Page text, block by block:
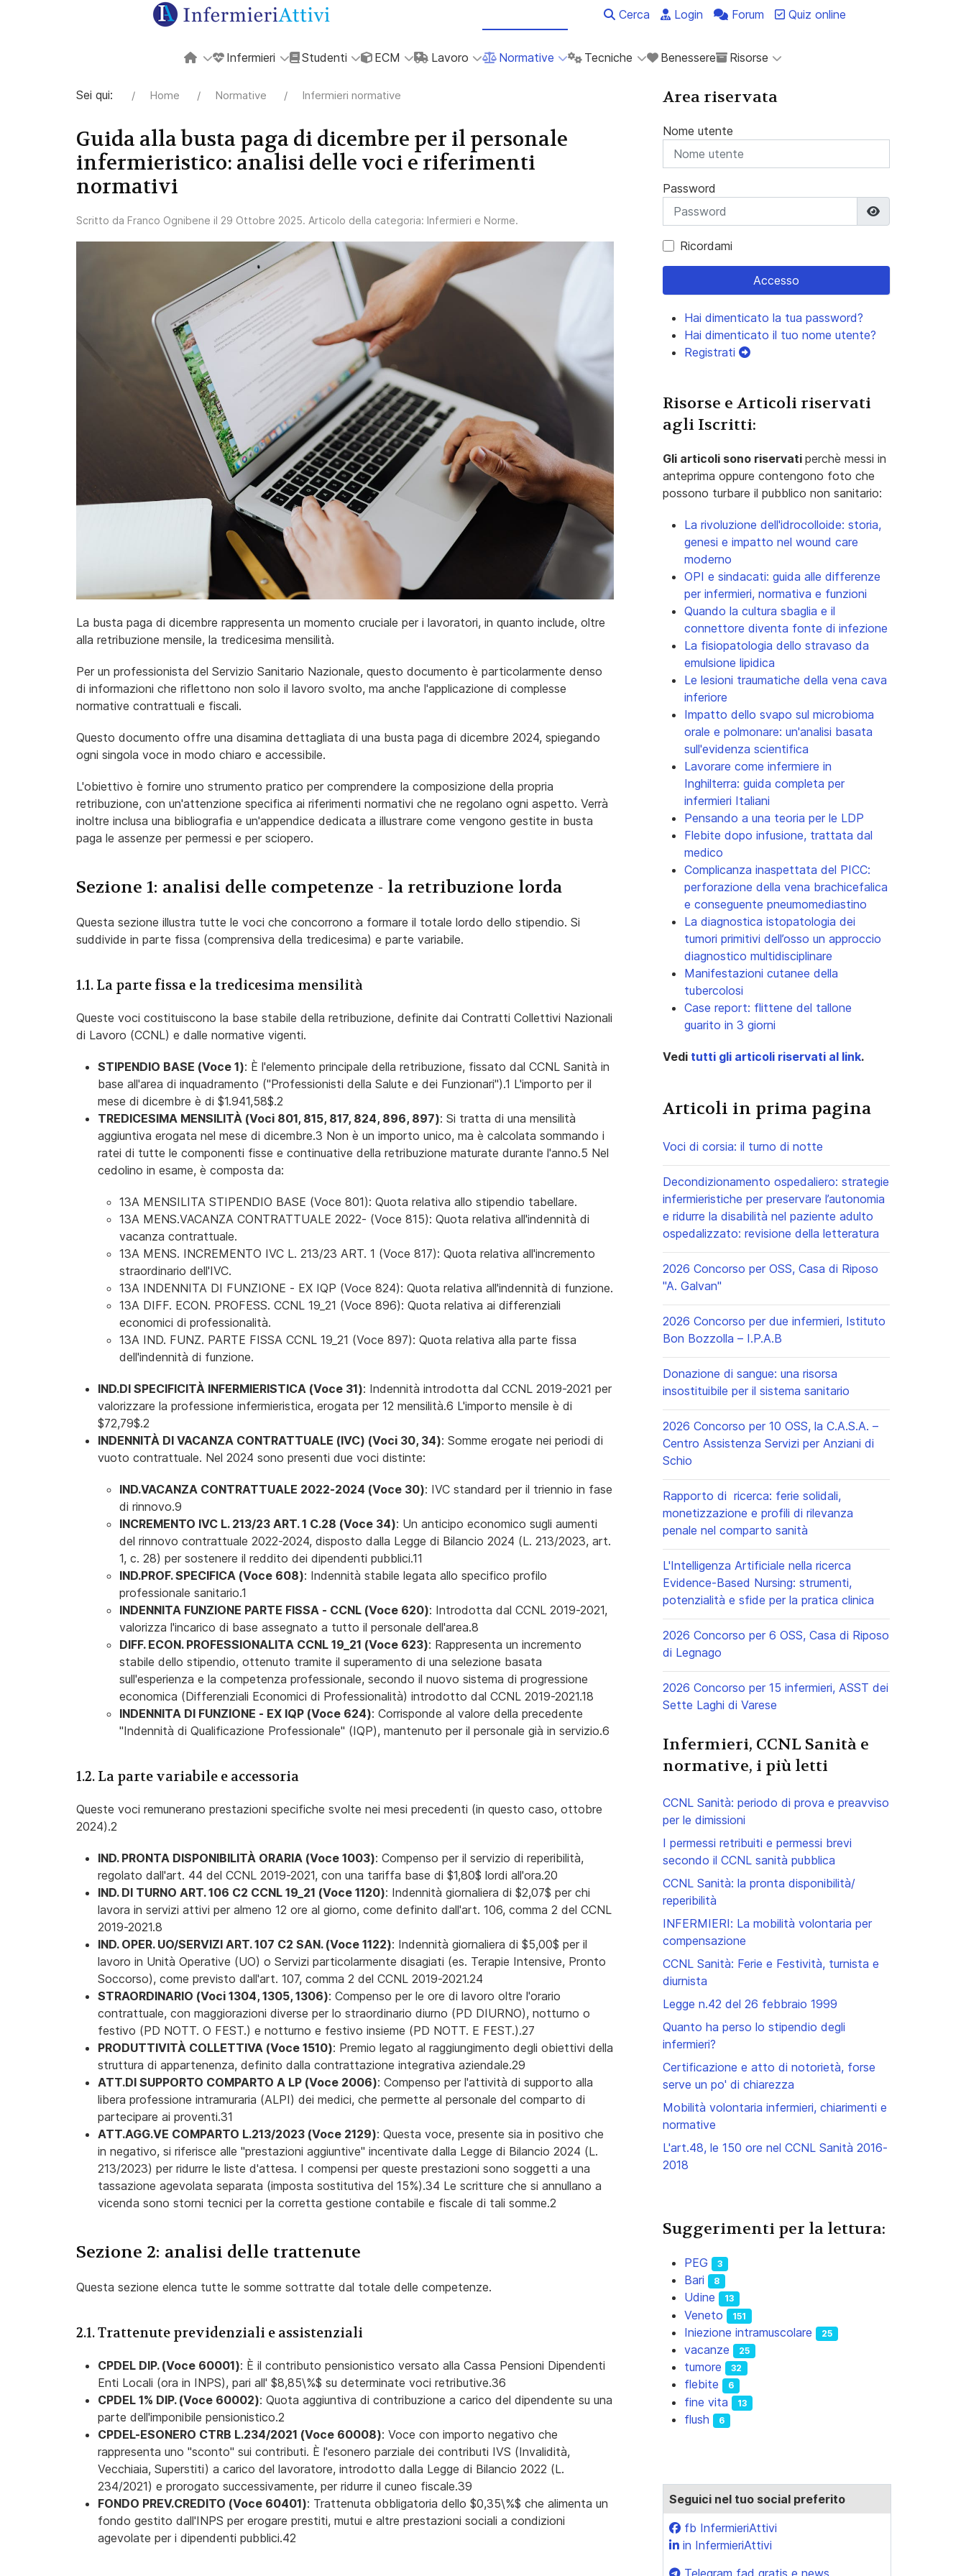
Cerca Login Forum Quiz online
Infermieri Studenti ECM Lavoro Normative Tecniche Benessere Risorse
Sei qui: Home Normative Infermieri normative
Guida alla busta paga di dicembre per il personale
infermieristico: analisi delle voci e riferimenti
normativi
Scritto da Franco Ognibene il 29 Ottobre 2025. Articolo della categoria: Infermieri e Norme.
La busta paga di dicembre rappresenta un momento cruciale per i lavoratori, in quanto include, oltre
alla retribuzione mensile, la tredicesima mensilità.
Per un professionista del Servizio Sanitario Nazionale, questo documento è particolarmente denso
di informazioni che riflettono non solo il lavoro svolto, ma anche l'applicazione di complesse
normative contrattuali e fiscali.
Questo documento offre una disamina dettagliata di una busta paga di dicembre 2024, spiegando
ogni singola voce in modo chiaro e accessibile.
L'obiettivo è fornire uno strumento pratico per comprendere la composizione della propria
retribuzione, con un'attenzione specifica ai riferimenti normativi che ne regolano ogni aspetto. Verrà
inoltre inclusa una bibliografia e un'appendice dedicata a illustrare come vengono gestite in busta
paga le assenze per permessi e per sciopero.
Sezione 1: analisi delle competenze - la retribuzione lorda
Questa sezione illustra tutte le voci che concorrono a formare il totale lordo dello stipendio. Si
suddivide in parte fissa (comprensiva della tredicesima) e parte variabile.
1.1. La parte fissa e la tredicesima mensilità
Queste voci costituiscono la base stabile della retribuzione, definite dai Contratti Collettivi Nazionali
di Lavoro (CCNL) e dalle normative vigenti.
STIPENDIO BASE (Voce 1): È l'elemento principale della retribuzione, fissato dal CCNL Sanità in
base all'area di inquadramento ("Professionisti della Salute e dei Funzionari").1 L'importo per il
mese di dicembre è di $1.941,58$.2
TREDICESIMA MENSILITÀ (Voci 801, 815, 817, 824, 896, 897): Si tratta di una mensilità
aggiuntiva erogata nel mese di dicembre.3 Non è un importo unico, ma è calcolata sommando i
ratei di tutte le componenti fisse e continuative della retribuzione maturate durante l'anno.5 Nel
cedolino in esame, è composta da:
13A MENSILITA STIPENDIO BASE (Voce 801): Quota relativa allo stipendio tabellare.
13A MENS.VACANZA CONTRATTUALE 2022- (Voce 815): Quota relativa all'indennità di
vacanza contrattuale.
13A MENS. INCREMENTO IVC L. 213/23 ART. 1 (Voce 817): Quota relativa all'incremento
straordinario dell'IVC.
13A INDENNITA DI FUNZIONE - EX IQP (Voce 824): Quota relativa all'indennità di funzione.
13A DIFF. ECON. PROFESS. CCNL 19_21 (Voce 896): Quota relativa ai differenziali
economici di professionalità.
13A IND. FUNZ. PARTE FISSA CCNL 19_21 (Voce 897): Quota relativa alla parte fissa
dell'indennità di funzione.
IND.DI SPECIFICITÀ INFERMIERISTICA (Voce 31): Indennità introdotta dal CCNL 2019-2021 per
valorizzare la professione infermieristica, erogata per 12 mensilità.6 L'importo mensile è di
$72,79$.2
INDENNITÀ DI VACANZA CONTRATTUALE (IVC) (Voci 30, 34): Somme erogate nei periodi di
vuoto contrattuale. Nel 2024 sono presenti due voci distinte:
IND.VACANZA CONTRATTUALE 2022-2024 (Voce 30): IVC standard per il triennio in fase
di rinnovo.9
INCREMENTO IVC L. 213/23 ART. 1 C.28 (Voce 34): Un anticipo economico sugli aumenti
del rinnovo contrattuale 2022-2024, disposto dalla Legge di Bilancio 2024 (L. 213/2023, art.
1, c. 28) per sostenere il reddito dei dipendenti pubblici.11
IND.PROF. SPECIFICA (Voce 608): Indennità stabile legata allo specifico profilo
professionale sanitario.1
INDENNITA FUNZIONE PARTE FISSA - CCNL (Voce 620): Introdotta dal CCNL 2019-2021,
valorizza l'incarico di base assegnato a tutto il personale dell'area.8
DIFF. ECON. PROFESSIONALITA CCNL 19_21 (Voce 623): Rappresenta un incremento
stabile dello stipendio, ottenuto tramite il superamento di una selezione basata
sull'esperienza e la competenza professionale, secondo il nuovo sistema di progressione
economica (Differenziali Economici di Professionalità) introdotto dal CCNL 2019-2021.18
INDENNITA DI FUNZIONE - EX IQP (Voce 624): Corrisponde al valore della precedente
"Indennità di Qualificazione Professionale" (IQP), mantenuto per il personale già in servizio.6
1.2. La parte variabile e accessoria
Queste voci remunerano prestazioni specifiche svolte nei mesi precedenti (in questo caso, ottobre
2024).2
IND. PRONTA DISPONIBILITÀ ORARIA (Voce 1003): Compenso per il servizio di reperibilità,
regolato dall'art. 44 del CCNL 2019-2021, con una tariffa base di $1,80$ lordi all'ora.20
IND. DI TURNO ART. 106 C2 CCNL 19_21 (Voce 1120): Indennità giornaliera di $2,07$ per chi
lavora in servizi attivi per almeno 12 ore al giorno, come definito dall'art. 106, comma 2 del CCNL
2019-2021.8
IND. OPER. UO/SERVIZI ART. 107 C2 SAN. (Voce 1122): Indennità giornaliera di $5,00$ per il
lavoro in Unità Operative (UO) o Servizi particolarmente disagiati (es. Terapie Intensive, Pronto
Soccorso), come previsto dall'art. 107, comma 2 del CCNL 2019-2021.24
STRAORDINARIO (Voci 1304, 1305, 1306): Compenso per le ore di lavoro oltre l'orario
contrattuale, con maggiorazioni diverse per lo straordinario diurno (PD DIURNO), notturno o
festivo (PD NOTT. O FEST.) e notturno e festivo insieme (PD NOTT. E FEST.).27
PRODUTTIVITÀ COLLETTIVA (Voce 1510): Premio legato al raggiungimento degli obiettivi della
struttura di appartenenza, definito dalla contrattazione integrativa aziendale.29
ATT.DI SUPPORTO COMPARTO A LP (Voce 2006): Compenso per l'attività di supporto alla
libera professione intramuraria (ALPI) dei medici, che permette al personale del comparto di
partecipare ai proventi.31
ATT.AGG.VE COMPARTO L.213/2023 (Voce 2129): Questa voce, presente sia in positivo che
in negativo, si riferisce alle "prestazioni aggiuntive" incentivate dalla Legge di Bilancio 2024 (L.
213/2023) per ridurre le liste d'attesa. I compensi per queste prestazioni sono soggetti a una
tassazione agevolata separata (imposta sostitutiva del 15%).34 Le scritture che si annullano a
vicenda sono storni tecnici per la corretta gestione contabile e fiscale di tali somme.2
Sezione 2: analisi delle trattenute
Questa sezione elenca tutte le somme sottratte dal totale delle competenze.
2.1. Trattenute previdenziali e assistenziali
CPDEL DIP. (Voce 60001): È il contributo pensionistico versato alla Cassa Pensioni Dipendenti
Enti Locali (ora in INPS), pari all' $8,85\%$ su determinate voci retributive.36
CPDEL 1% DIP. (Voce 60002): Quota aggiuntiva di contribuzione a carico del dipendente su una
parte dell'imponibile pensionistico.2
CPDEL-ESONERO CTRB L.234/2021 (Voce 60008): Voce con importo negativo che
rappresenta uno "sconto" sui contributi. È l'esonero parziale dei contributi IVS (Invalidità,
Vecchiaia, Superstiti) a carico del lavoratore, introdotto dalla Legge di Bilancio 2022 (L.
234/2021) e prorogato successivamente, per ridurre il cuneo fiscale.39
FONDO PREV.CREDITO (Voce 60401): Trattenuta obbligatoria dello $0,35\%$ che alimenta un
fondo gestito dall'INPS per erogare prestiti, mutui e altre prestazioni sociali a condizioni
agevolate per i dipendenti pubblici.42
Area riservata
Nome utente
Password
Ricordami
Accesso
Hai dimenticato la tua password?
Hai dimenticato il tuo nome utente?
Registrati
Risorse e Articoli riservati
agli Iscritti:
Gli articoli sono riservati perchè messi in
anteprima oppure contengono foto che
possono turbare il pubblico non sanitario:
La rivoluzione dell'idrocolloide: storia,
genesi e impatto nel wound care
moderno
OPI e sindacati: guida alle differenze
per infermieri, normativa e funzioni
Quando la cultura sbaglia e il
connettore diventa fonte di infezione
La fisiopatologia dello stravaso da
emulsione lipidica
Le lesioni traumatiche della vena cava
inferiore
Impatto dello svapo sul microbioma
orale e polmonare: un'analisi basata
sull'evidenza scientifica
Lavorare come infermiere in
Inghilterra: guida completa per
infermieri Italiani
Pensando a una teoria per le LDP
Flebite dopo infusione, trattata dal
medico
Complicanza inaspettata del PICC:
perforazione della vena brachicefalica
e conseguente pneumomediastino
La diagnostica istopatologia dei
tumori primitivi dell’osso un approccio
diagnostico multidisciplinare
Manifestazioni cutanee della
tubercolosi
Case report: flittene del tallone
guarito in 3 giorni
Vedi tutti gli articoli riservati al link.
Articoli in prima pagina
Voci di corsia: il turno di notte
Decondizionamento ospedaliero: strategie
infermieristiche per preservare l’autonomia
e ridurre la disabilità nel paziente adulto
ospedalizzato: revisione della letteratura
2026 Concorso per OSS, Casa di Riposo
"A. Galvan"
2026 Concorso per due infermieri, Istituto
Bon Bozzolla – I.P.A.B
Donazione di sangue: una risorsa
insostituibile per il sistema sanitario
2026 Concorso per 10 OSS, la C.A.S.A. –
Centro Assistenza Servizi per Anziani di
Schio
Rapporto di ricerca: ferie solidali,
monetizzazione e profili di rilevanza
penale nel comparto sanità
L'Intelligenza Artificiale nella ricerca
Evidence-Based Nursing: strumenti,
potenzialità e sfide per la pratica clinica
2026 Concorso per 6 OSS, Casa di Riposo
di Legnago
2026 Concorso per 15 infermieri, ASST dei
Sette Laghi di Varese
Infermieri, CCNL Sanità e
normative, i più letti
CCNL Sanità: periodo di prova e preavviso
per le dimissioni
I permessi retribuiti e permessi brevi
secondo il CCNL sanità pubblica
CCNL Sanità: la pronta disponibilità/
reperibilità
INFERMIERI: La mobilità volontaria per
compensazione
CCNL Sanità: Ferie e Festività, turnista e
diurnista
Legge n.42 del 26 febbraio 1999
Quanto ha perso lo stipendio degli
infermieri?
Certificazione e atto di notorietà, forse
serve un po' di chiarezza
Mobilità volontaria infermieri, chiarimenti e
normative
L'art.48, le 150 ore nel CCNL Sanità 2016-
2018
Suggerimenti per la lettura:
PEG 3
Bari 8
Udine 13
Veneto 151
Iniezione intramuscolare 25
vacanze 25
tumore 32
flebite 6
fine vita 13
flush 6
Seguici nel tuo social preferito
fb InfermieriAttivi
in InfermieriAttivi
Telegram fad gratis e news